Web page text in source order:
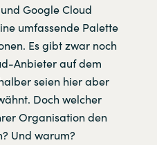
Google Cloud
umfassende Palette
Es gibt zwar noch
Anbieter auf dem
seien hier aber
Doch welcher
Organisation den
Und warum?